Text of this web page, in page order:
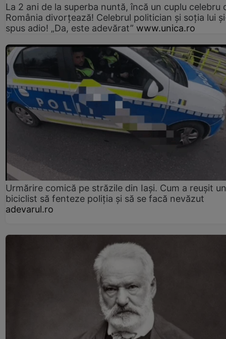
La 2 ani de la superba nuntă, încă un cuplu celebru
România divorțează! Celebrul politician și soția lui
spus adio! „Da, este adevărat” www.unica.ro
Urmărire comică pe străzile din Iași. Cum a reușit un
biciclist să fenteze poliția și să se facă nevăzut
adevarul.ro